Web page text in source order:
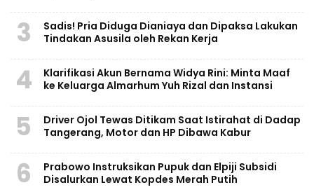
3
Sadis! Pria Diduga Dianiaya dan Dipaksa Lakukan
Tindakan Asusila oleh Rekan Kerja
4
Klarifikasi Akun Bernama Widya Rini: Minta Maaf
ke Keluarga Almarhum Yuh Rizal dan Instansi
5
Driver Ojol Tewas Ditikam Saat Istirahat di Dadap
Tangerang, Motor dan HP Dibawa Kabur
6
Prabowo Instruksikan Pupuk dan Elpiji Subsidi
Disalurkan Lewat Kopdes Merah Putih